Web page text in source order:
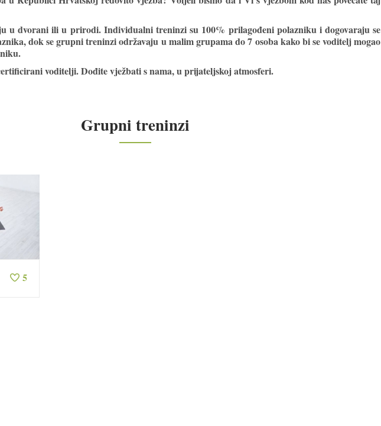
u dvorani ili u prirodi. Individualni treninzi su 100% prilagođeni polazniku i dogovaraju se
dok se grupni treninzi održavaju u malim grupama do 7 osoba kako bi se voditelj mogao
voditelji. Dođite vježbati s nama, u prijateljskoj atmosferi.
Grupni treninzi
5